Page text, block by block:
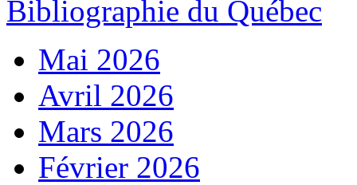
Bibliographie du Québec
Mai 2026
Avril 2026
Mars 2026
Février 2026